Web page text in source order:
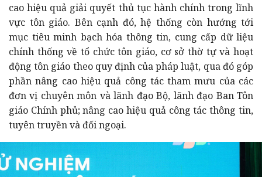
cao hiệu quả giải quyết thủ tục hành chính trong lĩnh
vực tôn giáo. Bên cạnh đó, hệ thống còn hướng tới
mục tiêu minh bạch hóa thông tin, cung cấp dữ liệu
chính thống về tổ chức tôn giáo, cơ sở thờ tự và hoạt
động tôn giáo theo quy định của pháp luật, qua đó góp
phần nâng cao hiệu quả công tác tham mưu của các
đơn vị chuyên môn và lãnh đạo Bộ, lãnh đạo Ban Tôn
giáo Chính phủ; nâng cao hiệu quả công tác thông tin,
tuyên truyền và đối ngoại.